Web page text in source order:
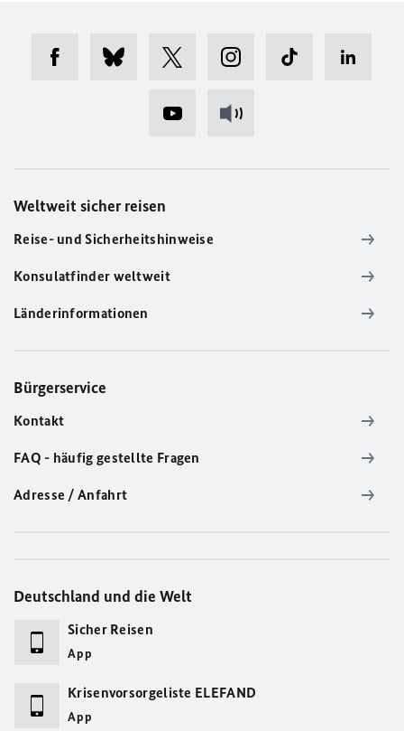
Weltweit sicher reisen
Reise- und Sicherheitshinweise
Konsulatfinder weltweit
Länderinformationen
Bürgerservice
Kontakt
FAQ - häufig gestellte Fragen
Adresse / Anfahrt
Deutschland und die Welt
Sicher Reisen
App
Krisenvorsorgeliste ELEFAND
App